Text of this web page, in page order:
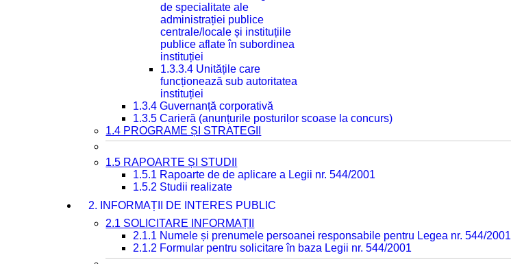
de specialitate ale
administrației publice
centrale/locale și instituțiile
publice aflate în subordinea
instituției
1.3.3.4 Unitățile care
funcționează sub autoritatea
instituției
1.3.4 Guvernanță corporativă
1.3.5 Carieră (anunțurile posturilor scoase la concurs)
1.4 PROGRAME ȘI STRATEGII
1.5 RAPOARTE ȘI STUDII
1.5.1 Rapoarte de de aplicare a Legii nr. 544/2001
1.5.2 Studii realizate
2. INFORMAȚII DE INTERES PUBLIC
2.1 SOLICITARE INFORMAȚII
2.1.1 Numele și prenumele persoanei responsabile pentru Legea nr. 544/2001
2.1.2 Formular pentru solicitare în baza Legii nr. 544/2001